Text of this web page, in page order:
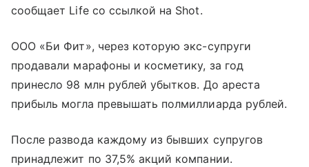
сообщает Life со ссылкой на Shot.
ООО «Би Фит», через которую экс-супруги
продавали марафоны и косметику, за год
принесло 98 млн рублей убытков. До ареста
прибыль могла превышать полмиллиарда рублей.
После развода каждому из бывших супругов
принадлежит по 37,5% акций компании.